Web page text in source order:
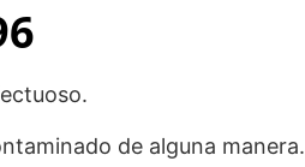
de alguna manera.